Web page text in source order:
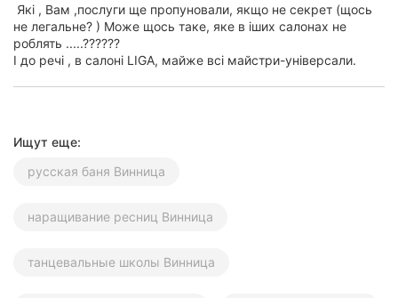
Які , Вам ,послуги ще пропуновали, якщо не секрет (щось
не легальне? ) Може щось таке, яке в іших салонах не
роблять .....??????
І до речі , в салоні LIGA, майже всі майстри-універсали.
Ищут еще:
русская баня Винница
наращивание ресниц Винница
танцевальные школы Винница